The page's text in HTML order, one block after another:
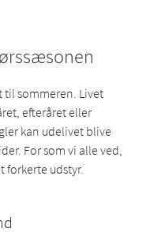
sommeren. Livet
efteråret eller
kan udelivet blive
For som vi alle ved,
forkerte udstyr.